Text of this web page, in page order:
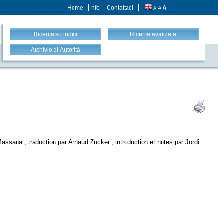
Home Info Contattaci A A A
Ricerca su indici Ricerca avanzata
Archivio di Autorità